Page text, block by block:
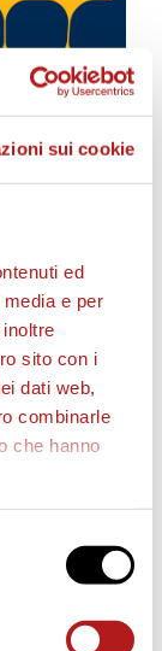
sui cookie
ed
e per
sito con i
dati web,
combinarle
che hanno